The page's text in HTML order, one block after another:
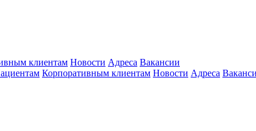
клиентам Новости Адреса Вакансии
Корпоративным клиентам Новости Адреса